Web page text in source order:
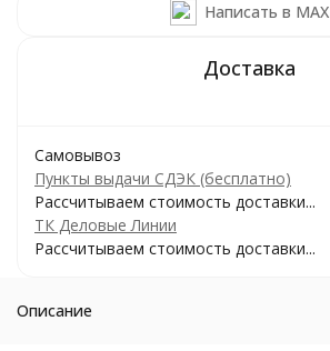
Написать в MAX
Самовывоз
Пункты выдачи СДЭК (бесплатно)
Рассчитываем стоимость доставки...
ТК Деловые Линии
Рассчитываем стоимость доставки...
Описание